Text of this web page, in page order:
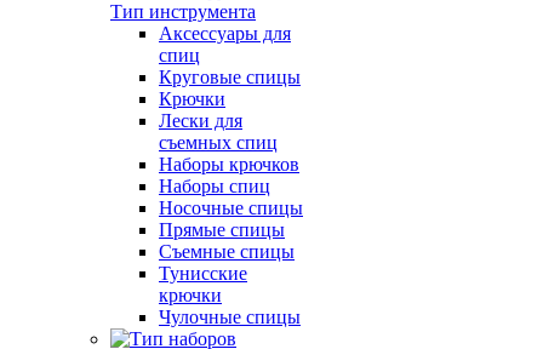
Тип инструмента
Аксессуары для
спиц
Круговые спицы
Крючки
Лески для
съемных спиц
Наборы крючков
Наборы спиц
Носочные спицы
Прямые спицы
Съемные спицы
Тунисские
крючки
Чулочные спицы